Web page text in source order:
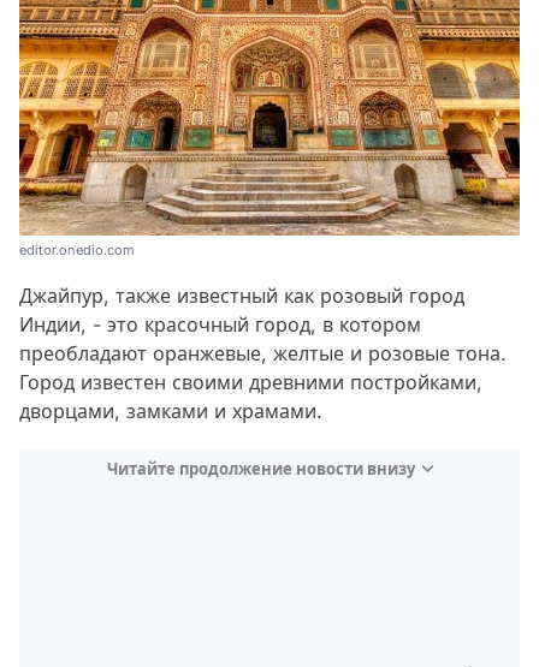
editor.onedio.com
Джайпур, также известный как розовый город
Индии, - это красочный город, в котором
преобладают оранжевые, желтые и розовые тона.
Город известен своими древними постройками,
дворцами, замками и храмами.
Читайте продолжение новости внизу